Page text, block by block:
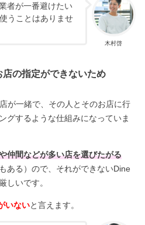
木村啓
者が一番避けたい
うことはありませ
の指定ができないため
が一緒で、その人とそのお店に行
グするような仕組みになっていま
仲間などが多い店を選びたがる
ある）ので、それができないDine
しいです。
いないと言えます。